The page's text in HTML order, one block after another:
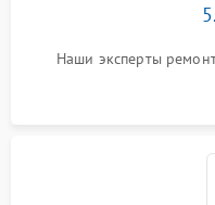
Наши эксперты